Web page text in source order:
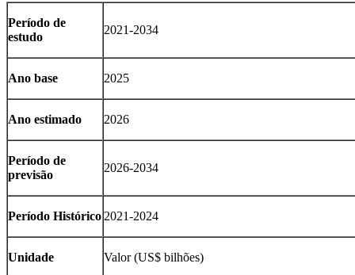
Período de
estudo
2021-2034
Ano base 2025
Ano estimado 2026
Período de
previsão
2026-2034
Período Histórico 2021-2024
Unidade Valor (US$ bilhões)